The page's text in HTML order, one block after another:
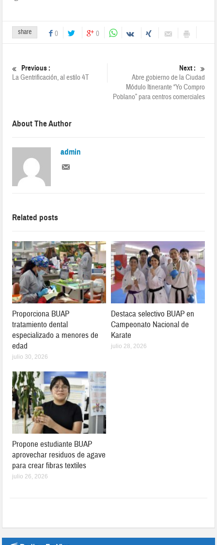
share 0 0
Previous :
La Gentrificación, al estilo 4T
Next :
Abre gobierno de la Ciudad
Módulo Itinerante “Yo Compro
Poblano” para centros comerciales
About The Author
admin
Related posts
Proporciona BUAP
tratamiento dental
especializado a menores de
edad
julio 30, 2026
Destaca selectivo BUAP en
Campeonato Nacional de
Karate
julio 28, 2026
Propone estudiante BUAP
aprovechar residuos de agave
para crear fibras textiles
julio 26, 2026